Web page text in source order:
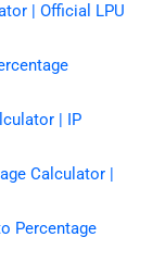
| Official LPU
| IP
Calculator |
Percentage